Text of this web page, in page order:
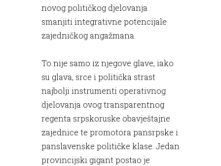
novog političkog djelovanja
smanjiti integrativne potencijale
zajedničkog angažmana.
To nije samo iz njegove glave, iako
su glava, srce i politička strast
najbolji instrumenti operativnog
djelovanja ovog transparentnog
regenta srpskoruske obavještajne
zajednice te promotora pansrpske i
panslavenske političke klase. Jedan
provincijski gigant postao je